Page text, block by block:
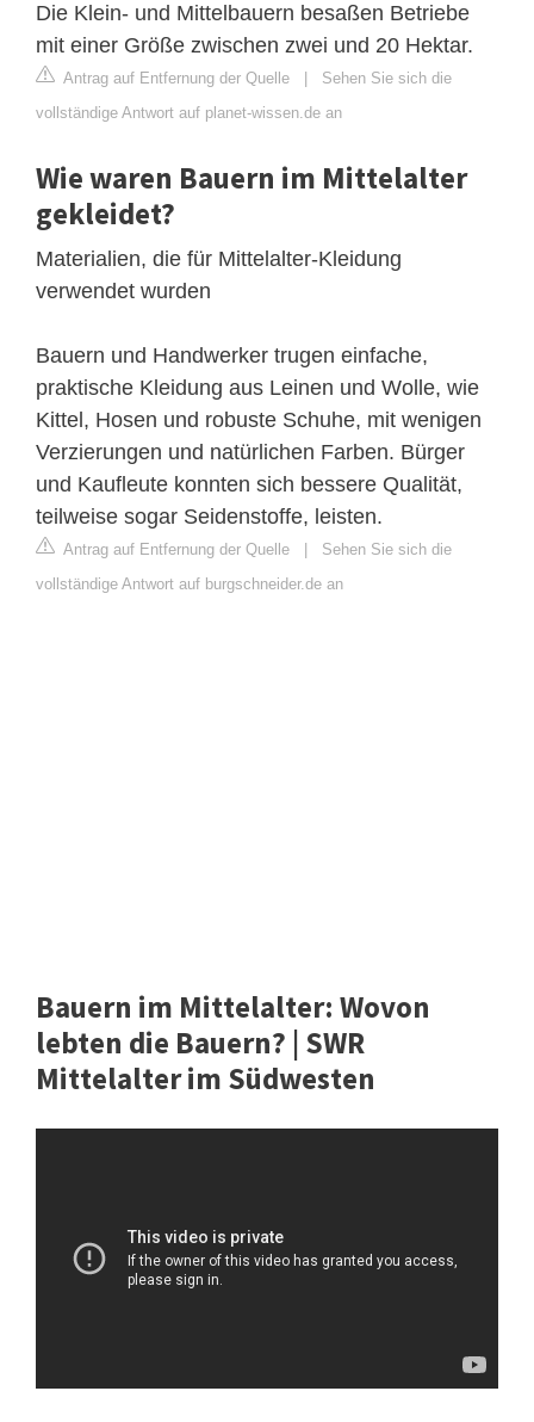
Die Klein- und Mittelbauern besaßen Betriebe
mit einer Größe zwischen zwei und 20 Hektar.
Antrag auf Entfernung der Quelle
Sehen Sie sich die
vollständige Antwort auf planet-wissen.de an
Wie waren Bauern im Mittelalter
gekleidet?
Materialien, die für Mittelalter-Kleidung
verwendet wurden
Bauern und Handwerker trugen einfache,
praktische Kleidung aus Leinen und Wolle, wie
Kittel, Hosen und robuste Schuhe, mit wenigen
Verzierungen und natürlichen Farben. Bürger
und Kaufleute konnten sich bessere Qualität,
teilweise sogar Seidenstoffe, leisten.
Antrag auf Entfernung der Quelle
Sehen Sie sich die
vollständige Antwort auf burgschneider.de an
Bauern im Mittelalter: Wovon
lebten die Bauern? | SWR
Mittelalter im Südwesten